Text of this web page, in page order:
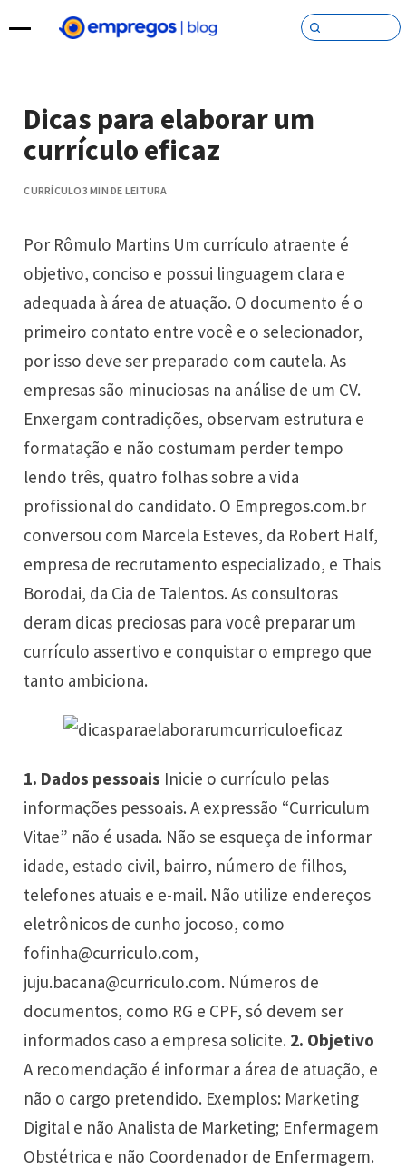
Pular para o conteúdo
Dicas para elaborar um
currículo eficaz
CURRÍCULO3 MIN DE LEITURA
Por Rômulo Martins Um currículo atraente é
objetivo, conciso e possui linguagem clara e
adequada à área de atuação. O documento é o
primeiro contato entre você e o selecionador,
por isso deve ser preparado com cautela. As
empresas são minuciosas na análise de um CV.
Enxergam contradições, observam estrutura e
formatação e não costumam perder tempo
lendo três, quatro folhas sobre a vida
profissional do candidato. O Empregos.com.br
conversou com Marcela Esteves, da Robert Half,
empresa de recrutamento especializado, e Thais
Borodai, da Cia de Talentos. As consultoras
deram dicas preciosas para você preparar um
currículo assertivo e conquistar o emprego que
tanto ambiciona.
1. Dados pessoais Inicie o currículo pelas
informações pessoais. A expressão “Curriculum
Vitae” não é usada. Não se esqueça de informar
idade, estado civil, bairro, número de filhos,
telefones atuais e e-mail. Não utilize endereços
eletrônicos de cunho jocoso, como
fofinha@curriculo.com,
juju.bacana@curriculo.com. Números de
documentos, como RG e CPF, só devem ser
informados caso a empresa solicite. 2. Objetivo
A recomendação é informar a área de atuação, e
não o cargo pretendido. Exemplos: Marketing
Digital e não Analista de Marketing; Enfermagem
Obstétrica e não Coordenador de Enfermagem.